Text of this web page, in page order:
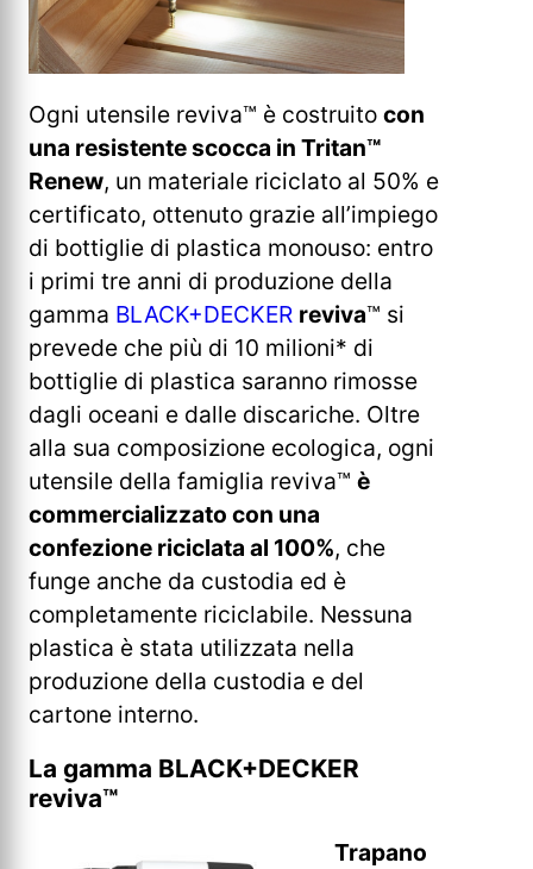
Ogni utensile reviva™ è costruito con
una resistente scocca in Tritan™
Renew, un materiale riciclato al 50% e
certificato, ottenuto grazie all’impiego
di bottiglie di plastica monouso: entro
i primi tre anni di produzione della
gamma BLACK+DECKER reviva™ si
prevede che più di 10 milioni* di
bottiglie di plastica saranno rimosse
dagli oceani e dalle discariche. Oltre
alla sua composizione ecologica, ogni
utensile della famiglia reviva™ è
commercializzato con una
confezione riciclata al 100%, che
funge anche da custodia ed è
completamente riciclabile. Nessuna
plastica è stata utilizzata nella
produzione della custodia e del
cartone interno.
La gamma BLACK+DECKER
reviva™
Trapano